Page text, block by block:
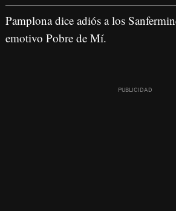
Pamplona dice adiós a los
emotivo Pobre de Mí.